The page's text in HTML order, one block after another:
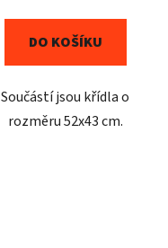
DO KOŠÍKU
Součástí jsou křídla o
rozměru 52x43 cm.